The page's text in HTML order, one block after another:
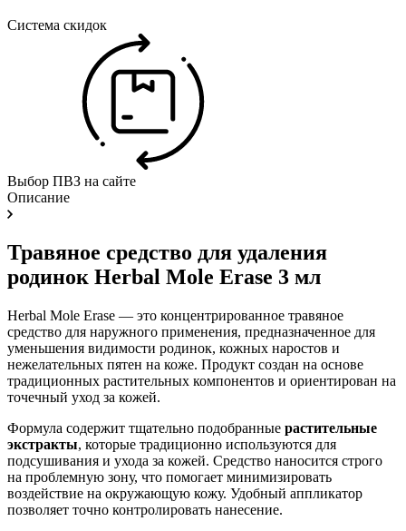
Система скидок
Выбор ПВЗ на сайте
Описание
Травяное средство для удаления
родинок Herbal Mole Erase 3 мл
Herbal Mole Erase — это концентрированное травяное
средство для наружного применения, предназначенное для
уменьшения видимости родинок, кожных наростов и
нежелательных пятен на коже. Продукт создан на основе
традиционных растительных компонентов и ориентирован на
точечный уход за кожей.
Формула содержит тщательно подобранные растительные
экстракты, которые традиционно используются для
подсушивания и ухода за кожей. Средство наносится строго
на проблемную зону, что помогает минимизировать
воздействие на окружающую кожу. Удобный аппликатор
позволяет точно контролировать нанесение.